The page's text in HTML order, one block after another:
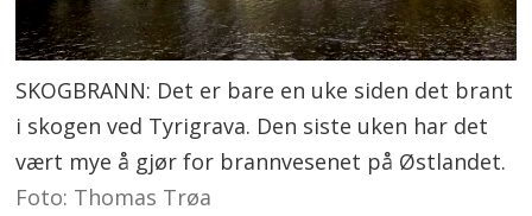
SKOGBRANN: Det er bare en uke siden det brant
i skogen ved Tyrigrava. Den siste uken har det
vært mye å gjør for brannvesenet på Østlandet.
Foto: Thomas Trøa